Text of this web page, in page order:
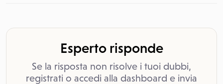
Esperto risponde
Se la risposta non risolve i tuoi dubbi,
registrati o accedi alla dashboard e invia